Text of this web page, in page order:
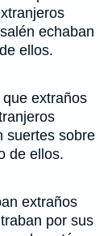
echaban
ellos.
extraños
suertes sobre
de ellos.
extraños
por sus